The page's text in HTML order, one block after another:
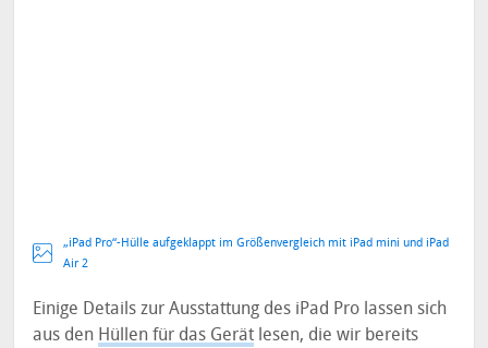
„iPad Pro“-Hülle aufgeklappt im Größenvergleich mit iPad mini und iPad
Air 2
Einige Details zur Ausstattung des iPad Pro lassen sich
aus den Hüllen für das Gerät lesen, die wir bereits